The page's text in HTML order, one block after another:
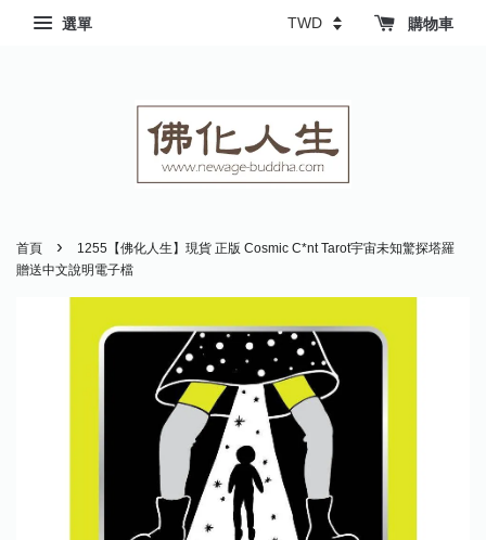
選單 購物車
首頁 ›
1255【佛化人生】現貨 正版 Cosmic C*nt Tarot宇宙未知驚探塔羅
贈送中文說明電子檔